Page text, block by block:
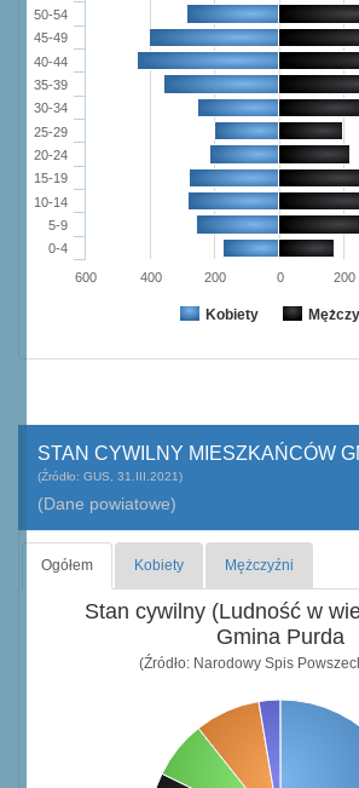
Kobiety
0-4
5-9
10-14
15-19
20-24
25-29
30-34
35-39
40-44
45-49
50-54
600 400 200 0 200
STAN CYWILNY MIESZKAŃCÓW
(Źródło: GUS, 31.III.2021)
(Dane powiatowe)
Ogółem Kobiety Mężczyźni
Stan cywilny (Ludność w
Gmina Purda
(Źródło: Narodowy Spis